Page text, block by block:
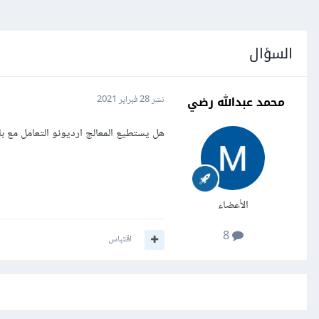
السؤال
محمد عبدالله رضي
الأعضاء
8
نشر28 فبراير 2021
هل يستطيع المعالج ارديونو التعامل مع
اقتباس